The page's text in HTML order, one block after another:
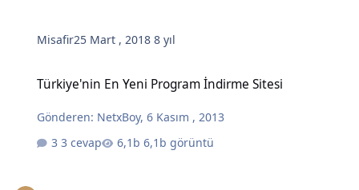
Misafir25 Mart , 20188 yıl
Türkiye'nin En Yeni Program İndirme Sitesi
Gönderen: NetxBoy,6 Kasım , 2013
3 cevap
6,1b görüntü